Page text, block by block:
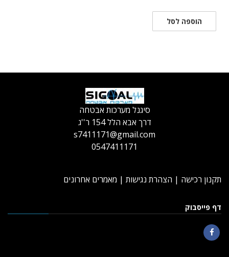
הוספה לסל
סיגנל מערכות אבטחה
דרך אבא הלל 154 ר''ג
s7411171@gmail.com
0547411171
תקנון רכישה | הצהרת נגישות | מאמרים אחרונים
דף פייסבוק